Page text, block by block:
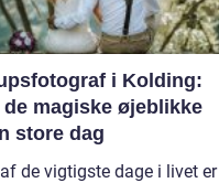
i Kolding:
de magiske øjeblikke
store dag
de vigtigste dage i livet er